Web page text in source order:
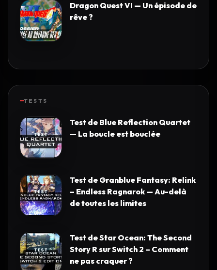
Dragon Quest VI — Un épisode de
rêve ?
TESTS
Test de Blue Reflection Quartet
— La boucle est bouclée
Test de Granblue Fantasy: Relink
– Endless Ragnarok — Au-delà
de toutes les limites
Test de Star Ocean: The Second
Story R sur Switch 2 – Comment
ne pas craquer ?